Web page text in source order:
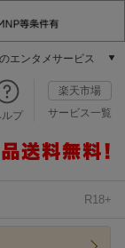
エンタメサービス
ム/CD/DVD
クス
プ
楽天市場
サービス一覧
R18+